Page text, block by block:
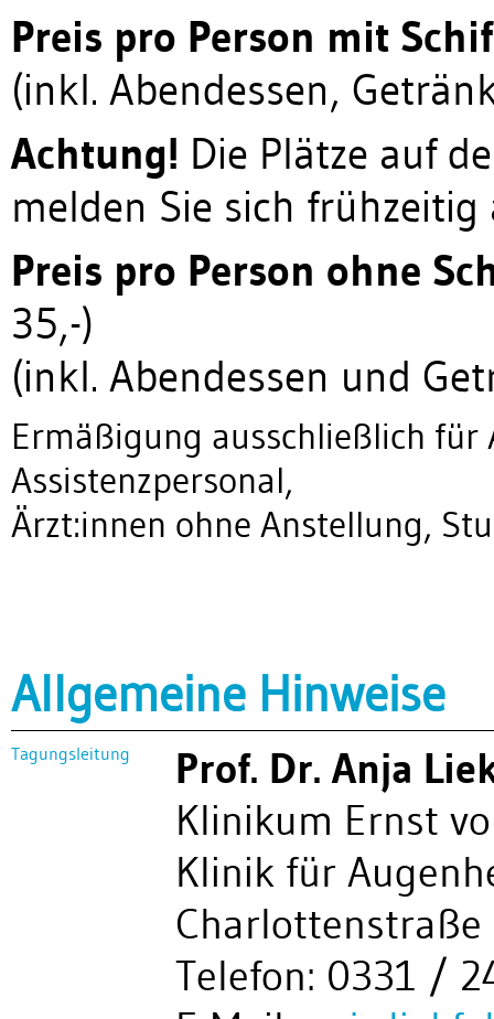
Preis pro Person mit
(inkl. Abendessen,
Achtung! Die Plätze auf
melden Sie sich frühzeitig
Preis pro Person ohne
35,-)
(inkl. Abendessen und
Ermäßigung ausschließlich für
Assistenzpersonal,
Ärzt:innen ohne Anstellung,
Allgemeine Hinweise
Tagungsleitung
Prof. Dr. Anja
Klinikum Ernst
Klinik für
Telefon: 0331 /